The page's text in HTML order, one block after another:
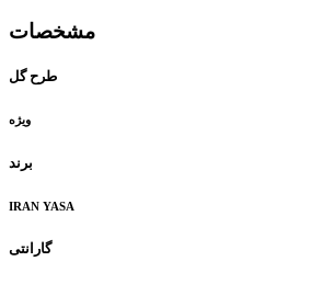
مشخصات
طرح گل
ویژه
برند
IRAN YASA
گارانتی